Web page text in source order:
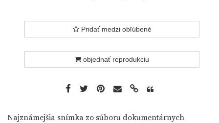
Pridať medzi obľúbené
objednať reprodukciu
Najznámejšia snímka zo súboru dokumentárnych